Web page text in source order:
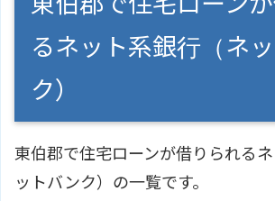
るネット系銀行（ネ
ク）
東伯郡で住宅ローンが借りられる
ットバンク）の一覧です。